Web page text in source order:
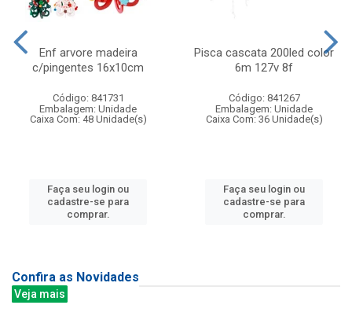
Enf arvore madeira
c/pingentes 16x10cm
Código: 841731
Embalagem: Unidade
Caixa Com: 48 Unidade(s)
Faça seu login ou
cadastre-se para
comprar.
Pisca cascata 200led color
6m 127v 8f
Código: 841267
Embalagem: Unidade
Caixa Com: 36 Unidade(s)
Faça seu login ou
cadastre-se para
comprar.
Confira as Novidades
Veja mais